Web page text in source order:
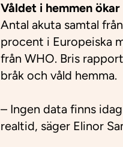
Våldet i hemmen ökar
Antal akuta samtal
procent i Europeiska
från WHO. Bris
bråk och våld hemma.
– Ingen data finns
realtid, säger Elinor